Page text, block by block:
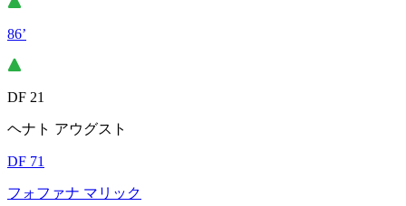
86’
DF 21
ヘナト アウグスト
DF 71
フォファナ マリック